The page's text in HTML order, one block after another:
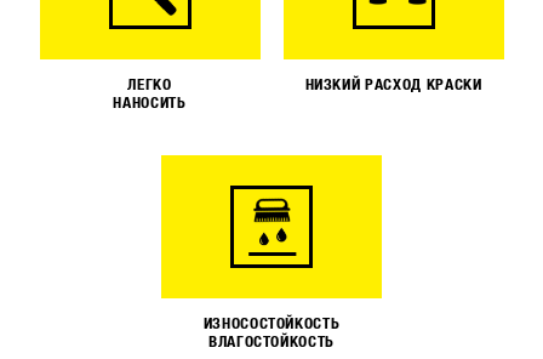
ЛЕГКО
НАНОСИТЬ
НИЗКИЙ РАСХОД КРАСКИ
ИЗНОСОСТОЙКОСТЬ
ВЛАГОСТОЙКОСТЬ